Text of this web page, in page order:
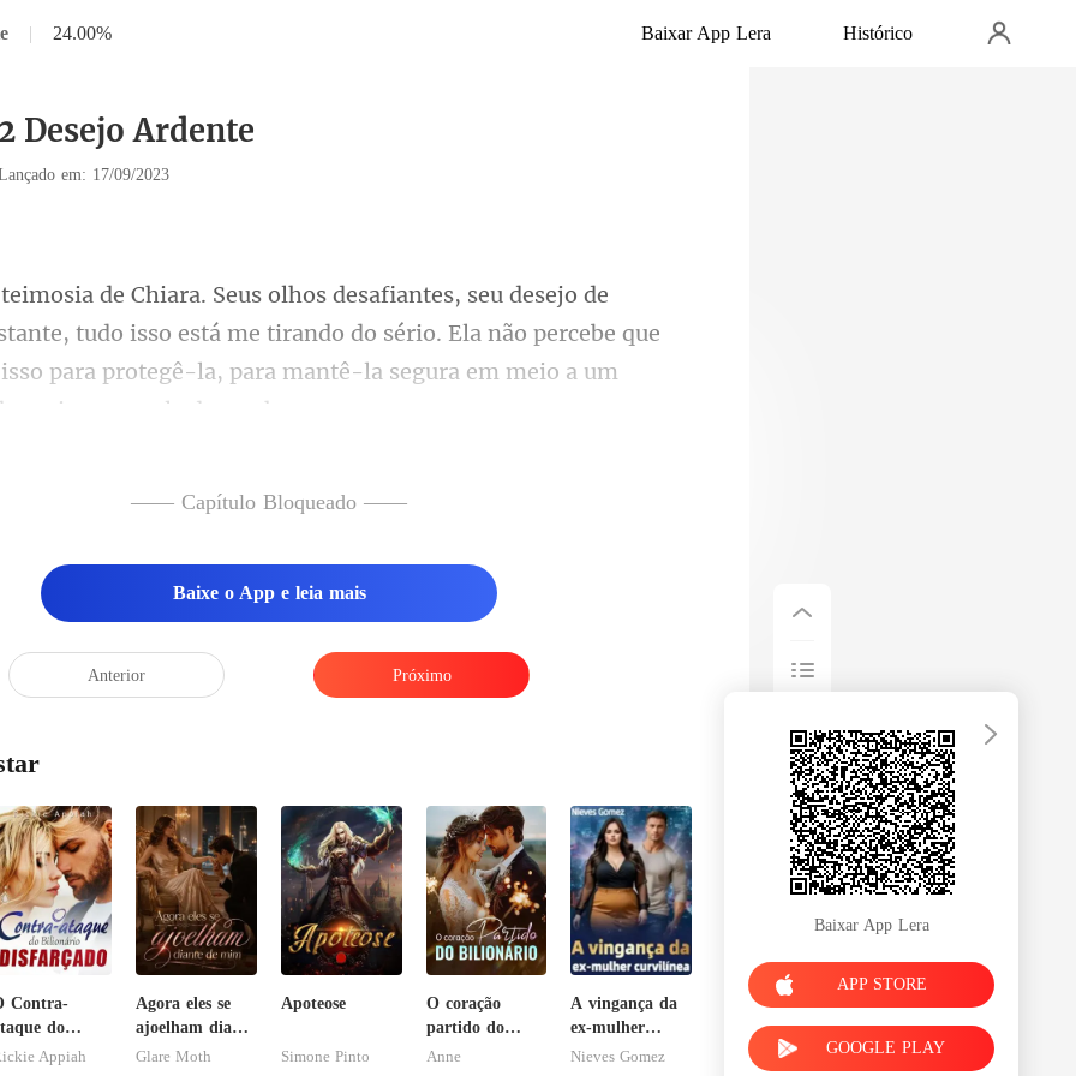
| 24.00% Baixar App Lera Histórico
Desejo Ardente
em: 17/09/2023
tante, tudo isso está me tirando do sério. Ela não percebe que
para
—— Capítulo Bloqueado ——
Baixe o App e leia mais
Anterior Próximo
Contra-
do
Appiah
Agora eles se
ajoelham diante
de mim
Glare Moth
Apoteose
Simone Pinto
O coração
partido do
bilionário
Anne
A vingança da
ex-mulher
curvilínea
Nieves Gomez
Baixar App Lera
APP STORE
GOOGLE PLAY